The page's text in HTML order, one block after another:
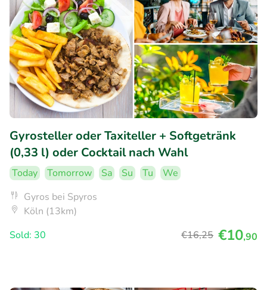
Gyrosteller oder Taxiteller + Softgetränk
(0,33 l) oder Cocktail nach Wahl
Today Tomorrow Sa Su Tu
We
Gyros bei Spyros
Köln (13km)
Sold: 30
€16,25 €10,90